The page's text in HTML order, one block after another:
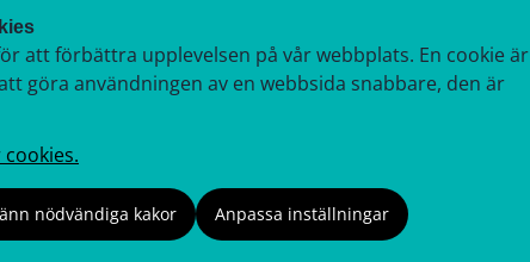
att förbättra upplevelsen på vår webbplats. En cookie är
göra användningen av en webbsida snabbare, den är
nödvändiga kakor Anpassa inställningar